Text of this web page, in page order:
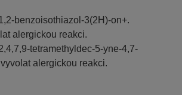
benzoisothiazol-3(2H)-on+.
alergickou reakci.
tetramethyldec-5-yne-4,7-
alergickou reakci.